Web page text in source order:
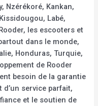
Nzérékoré, Kankan,
Labé,
les escooters et
dans le monde,
Honduras, Turquie,
de Rooder
besoin de la garantie
d’un service parfait,
et le soutien de